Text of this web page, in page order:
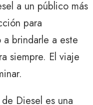
a un público más
para
brindarle a este
siempre. El viaje
de Diesel es una